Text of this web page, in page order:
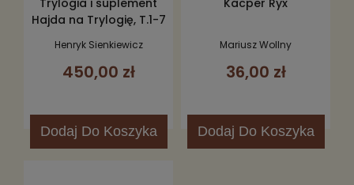
Hajda na Trylogię, T.1-7
Henryk Sienkiewicz
450,00 zł
Dodaj Do Koszyka
Mariusz Wollny
36,00 zł
Dodaj Do Koszyka